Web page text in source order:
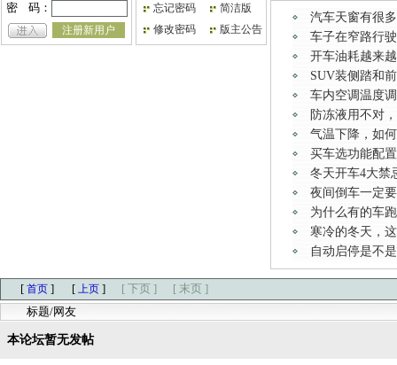
密
码：
注册新用户
忘记密码
简洁版
修改密码
版主公告
汽车天窗有很
车子在窄路行
开车油耗越来
SUV装侧踏和
车内空调温度
防冻液用不对
气温下降，如
买车选功能配
冬天开车4大禁
夜间倒车一定
为什么有的车
寒冷的冬天，
自动启停是不
[ 首页 ] [ 上页 ] [ 下页 ]
[ 末页 ]
标题/网友
本论坛暂无发帖